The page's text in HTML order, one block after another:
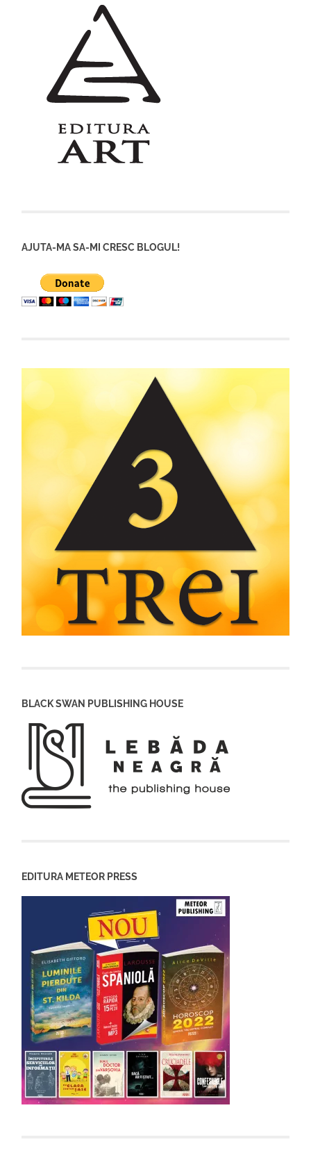
AJUTA-MA SA-MI CRESC BLOGUL!
BLACK SWAN PUBLISHING HOUSE
EDITURA METEOR PRESS